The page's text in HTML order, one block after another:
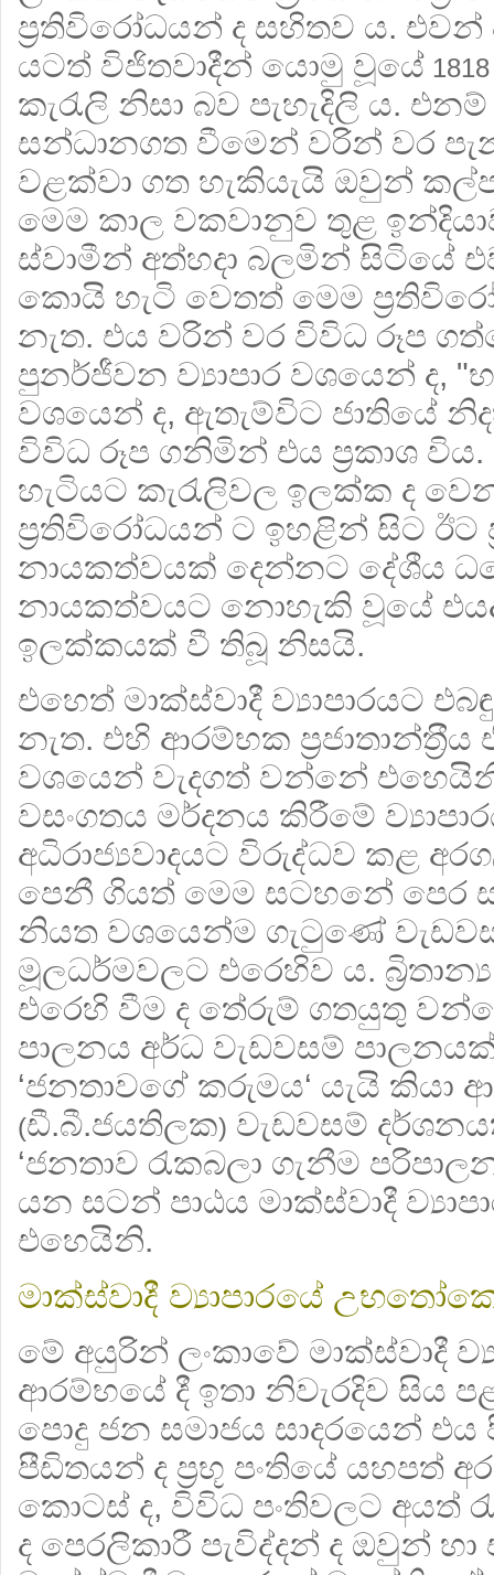
ප‍්‍රතිවිරෝධයන් ද සහිතව ය.
යටත් විජිතවාදීන් යොමු වූයේ 1818
කැරැලි නිසා බව පැහැදිලි ය.
සන්ධානගත වීමෙන් වරින් වර
වළක්වා ගත හැකියැයි ඔවුන්
මෙම කාල වකවානුව තුළ
ස්වාමීන් අත්හදා බලමින් සිටියේ
කොයි හැටි වෙතත් මෙම
නැත. එය වරින් වර විවිධ රූප
පුනර්ජීවන ව්‍යාපාර වශයෙන් ද,
වශයෙන් ද, ඇතැම්විට ජාතියේ
විවිධ රූප ගනිමින් එය ප‍්‍රකාශ
හැටියට කැරැලිවල ඉලක්ක ද
ප‍්‍රතිවිරෝධයන් ට ඉහළින් සිට ඊට
නායකත්වයක් දෙන්නට දේශීය
නායකත්වයට නොහැකි වූයේ එයද
ඉලක්කයක් වී තිබූ නිසයි.
එහෙත් මාක්ස්වාදී ව්‍යාපාරයට
නැත. එහි ආරම්භක
වශයෙන් වැදගත් වන්නේ
වසංගතය මර්දනය කිරීමේ
අධිරාජ්‍යවාදයට විරුද්ධව කළ
පෙනී ගියත් මෙම සටහනේ පෙර
නියත වශයෙන්ම ගැටුණේ
මූලධර්මවලට එරෙහිව ය. බ්‍රිතාන්‍ය
එරෙහි වීම ද තේරුම් ගතයුතු
පාලනය අර්ධ වැඩවසම්
‘ජනතාවගේ කරුමය‘ යැයි කියා
(ඩී.බී.ජයතිලක) වැඩවසම්
‘ජනතාව රැකබලා ගැනීම
යන සටන් පාඨය මාක්ස්වාදී
එහෙයිනි.
මාක්ස්වාදී ව්‍යාපාරයේ
මේ අයුරින් ලංකාවේ මාක්ස්වාදී
ආරම්භයේ දී ඉතා නිවැරදිව සිය
පොදු ජන සමාජය සාදරයෙන් එය
පීඩිතයන් ද ප‍්‍රභූ පංතියේ යහපත්
කොටස් ද, විවිධ පංතිවලට අයත්
ද පෙරලිකාරී පැවිද්දන් ද ඔවුන්